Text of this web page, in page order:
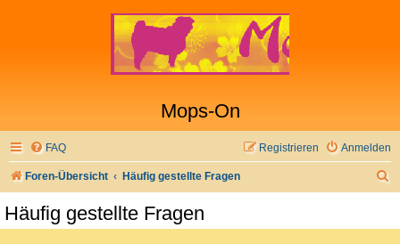
Mops-On
FAQ Anmelden
Registrieren
Foren-Übersicht Häufig gestellte Fragen
Häufig gestellte Fragen